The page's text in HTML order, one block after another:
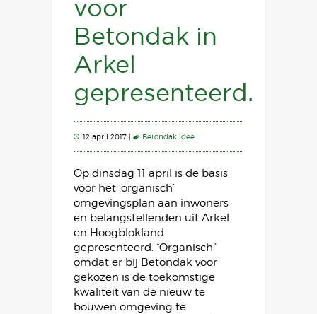
voor
Betondak in
Arkel
gepresenteerd.
12 april 2017 | Betondak idee
Op dinsdag 11 april is de basis
voor het ‘organisch’
omgevingsplan aan inwoners
en belangstellenden uit Arkel
en Hoogblokland
gepresenteerd. “Organisch”
omdat er bij Betondak voor
gekozen is de toekomstige
kwaliteit van de nieuw te
bouwen omgeving te